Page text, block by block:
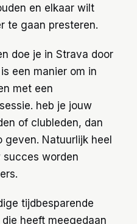
en elkaar wilt
te gaan presteren.
doe je in Strava door
een manier om in
met een
heb je jouw
of clubleden, dan
geven. Natuurlijk heel
succes worden
tijdbesparende
heeft meegedaan